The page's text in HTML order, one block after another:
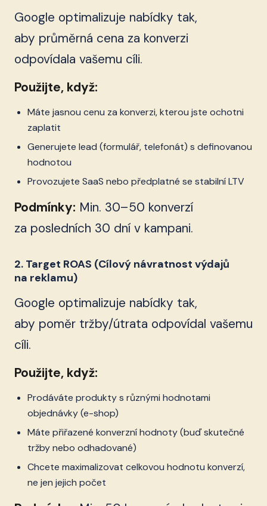
Google optimalizuje nabídky tak,
aby průměrná cena za konverzi
odpovídala vašemu cíli.
Použijte, když:
Máte jasnou cenu za konverzi, kterou jste ochotni
zaplatit
Generujete lead (formulář, telefonát) s definovanou
hodnotou
Provozujete SaaS nebo předplatné se stabilní LTV
Podmínky: Min. 30–50 konverzí
za posledních 30 dní v kampani.
2. Target ROAS (Cílový návratnost výdajů
na reklamu)
Google optimalizuje nabídky tak,
aby poměr tržby/útrata odpovídal vašemu
cíli.
Použijte, když:
Prodáváte produkty s různými hodnotami
objednávky (e-shop)
Máte přiřazené konverzní hodnoty (buď skutečné
tržby nebo odhadované)
Chcete maximalizovat celkovou hodnotu konverzí,
ne jen jejich počet